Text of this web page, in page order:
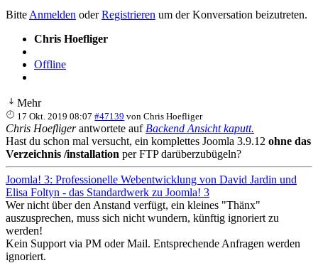
Bitte Anmelden oderRegistrieren um der Konversation beizutreten.
Chris Hoefliger
Offline
Mehr
17 Okt. 2019 08:07 #47139 vonChris Hoefliger
Chris Hoefligerantwortete auf Backend Ansicht kaputt.
Hast du schon mal versucht, ein komplettes Joomla 3.9.12 ohne das
Verzeichnis /installation per FTP darüberzubügeln?
Joomla! 3: Professionelle Webentwicklung von David Jardin und
Elisa Foltyn - das Standardwerk zu Joomla! 3
Wer nicht über den Anstand verfügt, ein kleines "Thänx"
auszusprechen, muss sich nicht wundern, künftig ignoriert zu
werden!
Kein Support via PM oder Mail. Entsprechende Anfragen werden
ignoriert.